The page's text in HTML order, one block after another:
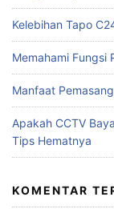
Kelebihan Tapo
Memahami Fungsi
Manfaat
Apakah CCTV
Tips Hematnya
KOMENTAR